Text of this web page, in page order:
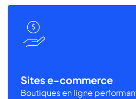
Sites e-commerce
Boutiques en ligne